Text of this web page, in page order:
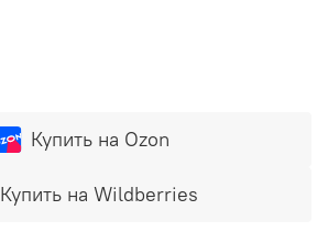
Купить на Ozon
Купить на Wildberries